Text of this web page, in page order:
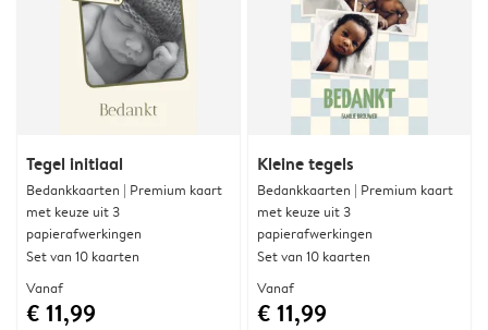
Tegel initiaal
Bedankkaarten | Premium kaart
met keuze uit 3
papierafwerkingen
Set van 10 kaarten
Vanaf
€ 11,99
Kleine tegels
Bedankkaarten | Premium kaart
met keuze uit 3
papierafwerkingen
Set van 10 kaarten
Vanaf
€ 11,99